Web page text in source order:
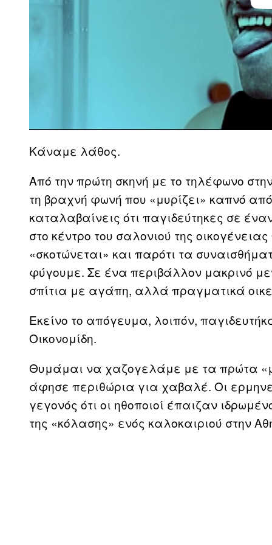
Κάναμε λάθος.
Από την πρώτη σκηνή με το τηλέφωνο
τη βραχνή φωνή που «μυρίζει» καπνό
καταλαβαίνεις ότι παγιδεύτηκες σε
στο κέντρο του σαλονιού της
«σκοτώνεται» και παρότι τα
φύγουμε. Σε ένα περιβάλλον μακρινό
σπίτια με αγάπη, αλλά πραγματικά
Εκείνο το απόγευμα, λοιπόν,
Οικονομίδη.
Θυμάμαι να χαζογελάμε με τα πρώτα
άφησε περιθώρια για χαβαλέ. Οι
γεγονός ότι οι ηθοποιοί έπαιζαν
της «κόλασης» ενός καλοκαιριού στην